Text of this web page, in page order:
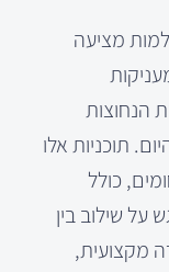
מציעה
הנחוצות
תוכניות אלו
כולל
על שילוב בין
מקצועית,